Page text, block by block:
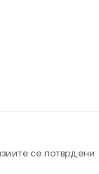
се потврдени